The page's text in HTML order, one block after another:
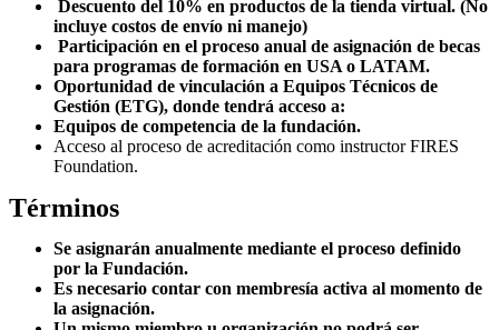
Descuento del 10% en productos de la tienda virtual. (No
incluye costos de envío ni manejo)
Participación en el proceso anual de asignación de becas
para programas de formación en USA o LATAM.
Oportunidad de vinculación a Equipos Técnicos de
Gestión (ETG), donde tendrá acceso a:
Equipos de competencia de la fundación.
Acceso al proceso de acreditación como instructor FIRES
Foundation.
Términos
Se asignarán anualmente mediante el proceso definido
por la Fundación.
Es necesario contar con membresía activa al momento de
la asignación.